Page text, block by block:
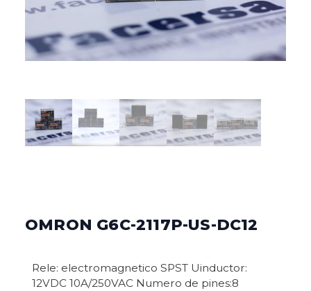
OMRON G6C-2117P-US-DC12
Rele: electromagnetico SPST Uinductor:
12VDC 10A/250VAC Numero de pines:8